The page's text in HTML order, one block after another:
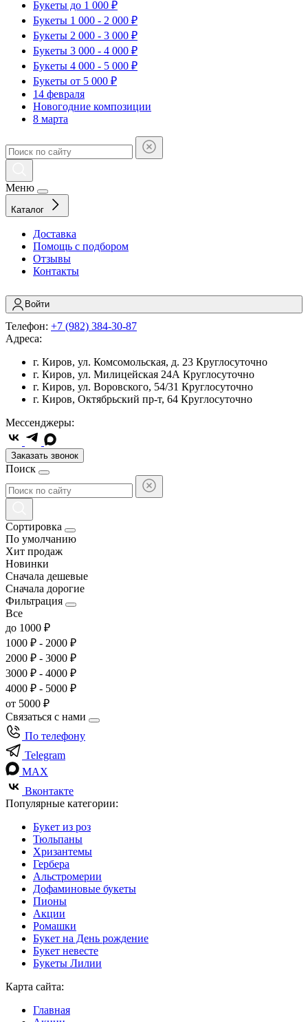
Букеты до 1 000 ₽
Букеты 1 000 - 2 000 ₽
Букеты 2 000 - 3 000 ₽
Букеты 3 000 - 4 000 ₽
Букеты 4 000 - 5 000 ₽
Букеты от 5 000 ₽
14 февраля
Новогодние композиции
8 марта
Меню
Каталог
Доставка
Помощь с подбором
Отзывы
Контакты
Войти
Телефон: +7 (982) 384-30-87
Адреса:
г. Киров, ул. Комсомольская, д. 23 Круглосуточно
г. Киров, ул. Милицейская 24А Круглосуточно
г. Киров, ул. Воровского, 54/31 Круглосуточно
г. Киров, Октябрьский пр-т, 64 Круглосуточно
Мессенджеры:
Заказать звонок
Поиск
Сортировка
По умолчанию
Хит продаж
Новинки
Сначала дешевые
Сначала дорогие
Фильтрация
Все
до 1000 ₽
1000 ₽ - 2000 ₽
2000 ₽ - 3000 ₽
3000 ₽ - 4000 ₽
4000 ₽ - 5000 ₽
от 5000 ₽
Связаться с нами
По телефону
Telegram
MAX
Вконтакте
Популярные категории:
Букет из роз
Тюльпаны
Хризантемы
Гербера
Альстромерии
Дофаминовые букеты
Пионы
Акции
Ромашки
Букет на День рождение
Букет невесте
Букеты Лилии
Карта сайта:
Главная